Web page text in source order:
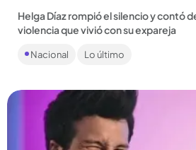
Helga Díaz rompió el silencio y contó
violencia que vivió con su expareja
situaciones similares y animar a otras
Nacional Lo último